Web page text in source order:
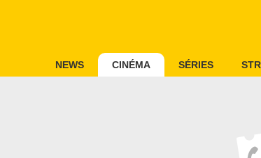
NEWS CINÉMA SÉRIES